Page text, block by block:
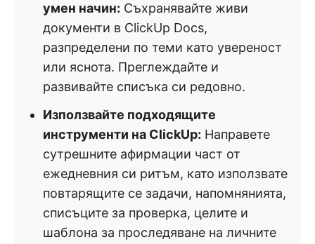
умен начин: Съхранявайте живи
документи в ClickUp Docs,
разпределени по теми като увереност
или яснота. Преглеждайте и
развивайте списъка си редовно.
Използвайте подходящите
инструменти на ClickUp: Направете
сутрешните афирмации част от
ежедневния си ритъм, като използвате
повтарящите се задачи, напомнянията,
списъците за проверка, целите и
шаблона за проследяване на личните